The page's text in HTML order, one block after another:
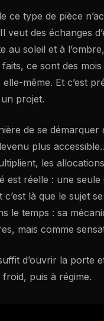
ce type de pièce
des échanges
au soleil et à
ce sont des
même. Et c’est
projet.
de se
plus
les
est réelle : une
là que le sujet
le temps : sa
mais comme
d’ouvrir la porte
puis à régime.